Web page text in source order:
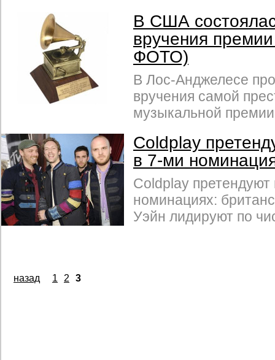
В США
вручения
ФОТО)
В Лос-Анджелесе
вручения самой
музыкальной
Coldplay
в 7-ми
Coldplay
номинациях:
Уэйн лидируют по
назад 1 2 3